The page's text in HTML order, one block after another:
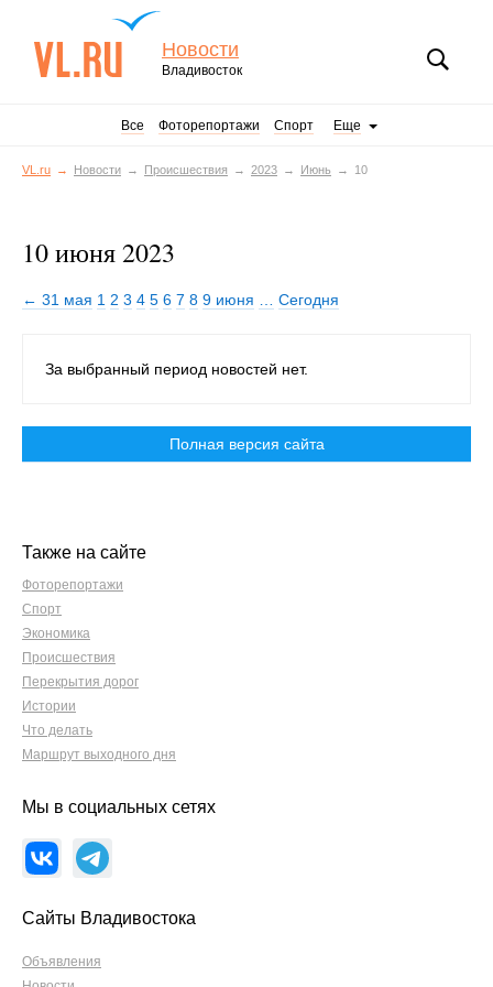
Новости
Владивосток
Все Фоторепортажи Спорт Еще
VL.ru Новости Происшествия 2023 Июнь 10
10 июня 2023
← 31 мая 1 2 3 4 5 6 7 8 9 июня Сегодня
За выбранный период новостей нет.
Полная версия сайта
Также на сайте
Фоторепортажи
Спорт
Экономика
Происшествия
Перекрытия дорог
Истории
Что делать
Маршрут выходного дня
Мы в социальных сетях
Сайты Владивостока
Объявления